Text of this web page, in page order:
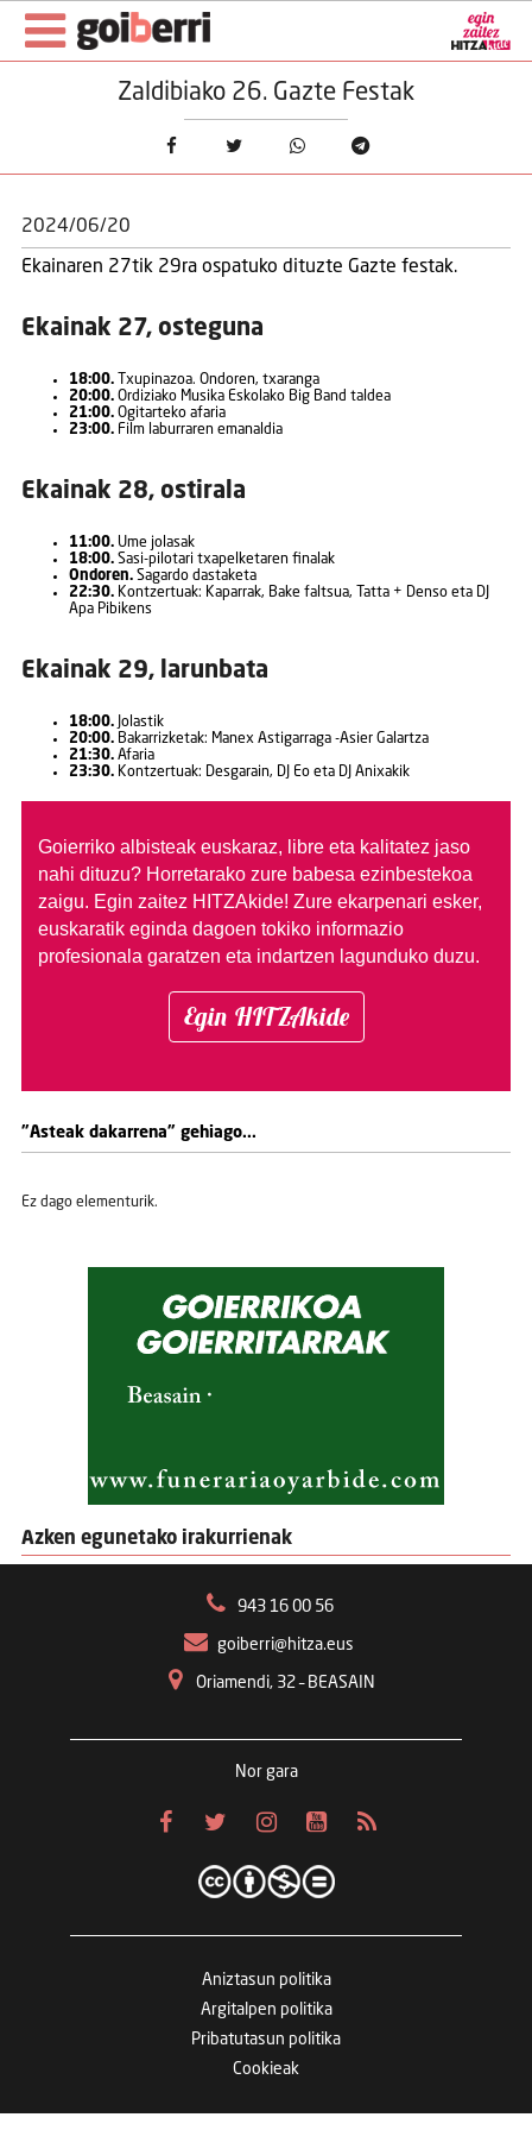
Zaldibiako 26. Gazte Festak
2024/06/20
Ekainaren 27tik 29ra ospatuko dituzte Gazte festak.
Ekainak 27, osteguna
18:00.Txupinazoa. Ondoren, txaranga
20:00.Ordiziako Musika Eskolako Big Band taldea
21:00.Ogitarteko afaria
23:00.Film laburraren emanaldia
Ekainak 28, ostirala
11:00.Ume jolasak
18:00.Sasi-pilotari txapelketaren finalak
Ondoren.Sagardo dastaketa
22:30.Kontzertuak: Kaparrak, Bake faltsua, Tatta + Denso eta DJ
Apa Pibikens
Ekainak 29, larunbata
18:00.Jolastik
20:00.Bakarrizketak: Manex Astigarraga -Asier Galartza
21:30.Afaria
23:30.Kontzertuak: Desgarain, DJ Eo eta DJ Anixakik
Goierriko albisteak euskaraz, libre eta kalitatez jaso
nahi dituzu? Horretarako zure babesa ezinbestekoa
zaigu. Egin zaitez HITZAkide! Zure ekarpenari esker,
euskaratik eginda dagoen tokiko informazio
profesionala garatzen eta indartzen lagunduko duzu.
Egin HITZAkide
"Asteak dakarrena" gehiago...
Ez dago elementurik.
Azken egunetako irakurrienak
943 16 00 56
goiberri@hitza.eus
Oriamendi, 32 – BEASAIN
Nor gara
Aniztasun politika
Argitalpen politika
Pribatutasun politika
Cookieak